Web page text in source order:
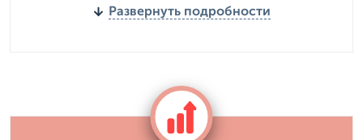
Развернуть подробности